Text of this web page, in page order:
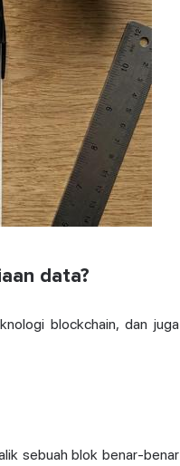
data?
blockchain, dan juga
sebuah blok benar-benar